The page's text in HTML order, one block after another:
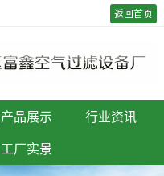
返回首页
产品展示
行业资讯
工厂实景